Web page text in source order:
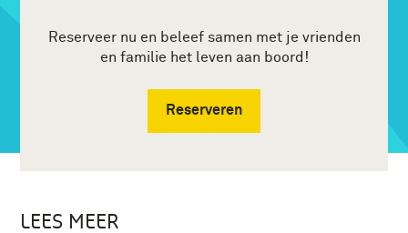
Reserveer nu en beleef samen met je vrienden
en familie het leven aan boord!
Reserveren
LEES MEER